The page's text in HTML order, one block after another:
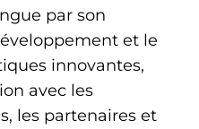
par son
et le
innovantes,
avec les
les partenaires et